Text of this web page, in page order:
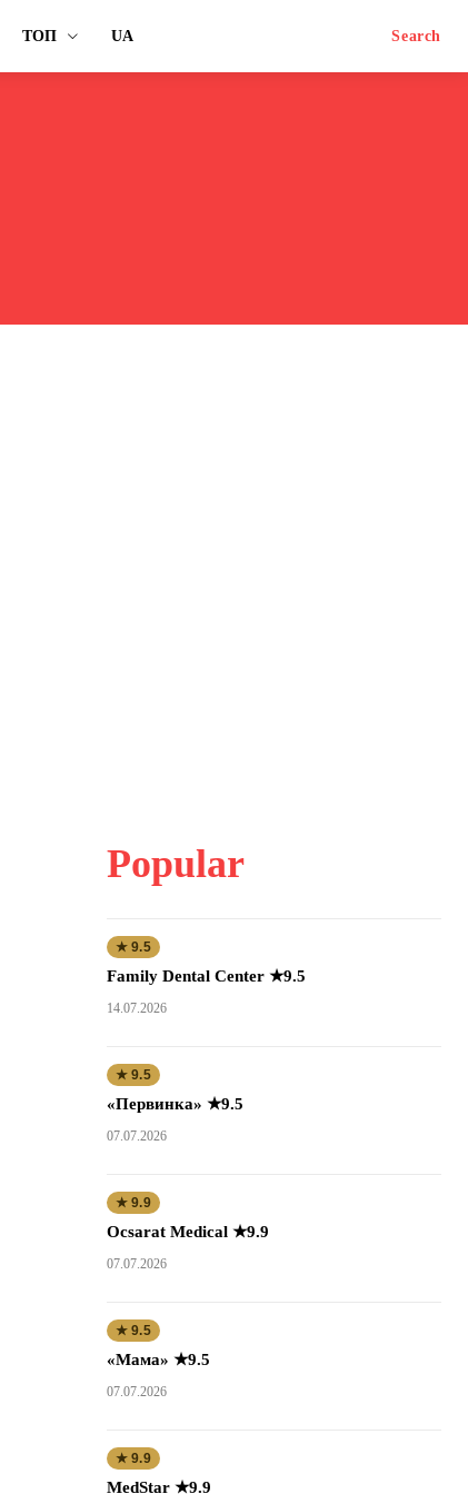
ТОП UA Search
Popular
★ 9.5
Family Dental Center ★9.5
14.07.2026
★ 9.5
«Первинка» ★9.5
07.07.2026
★ 9.9
Ocsarat Medical ★9.9
07.07.2026
★ 9.5
«Мама» ★9.5
07.07.2026
★ 9.9
MedStar ★9.9